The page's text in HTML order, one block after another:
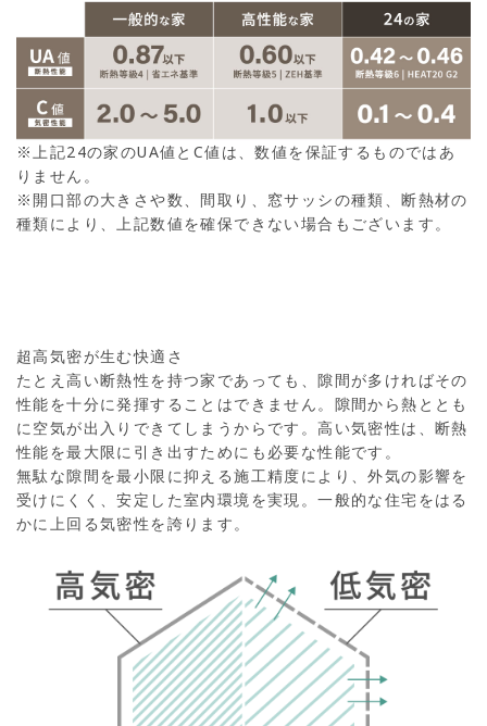
※上記24の家のUA値とC値は、数値を保証するものではあ
りません。
※開口部の大きさや数、間取り、窓サッシの種類、断熱材の
種類により、上記数値を確保できない場合もございます。
超高気密が生む快適さ
たとえ高い断熱性を持つ家であっても、隙間が多ければその
性能を十分に発揮することはできません。隙間から熱ととも
に空気が出入りできてしまうからです。高い気密性は、断熱
性能を最大限に引き出すためにも必要な性能です。
無駄な隙間を最小限に抑える施工精度により、外気の影響を
受けにくく、安定した室内環境を実現。一般的な住宅をはる
かに上回る気密性を誇ります。